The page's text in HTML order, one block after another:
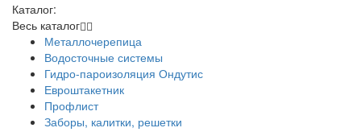
Каталог:
Весь каталог
Металлочерепица
Водосточные системы
Гидро-пароизоляция Ондутис
Евроштакетник
Профлист
Заборы, калитки, решетки